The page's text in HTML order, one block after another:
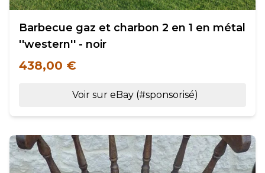
Barbecue gaz et charbon 2 en 1 en métal
''western'' - noir
438,00 €
Voir sur eBay (#sponsorisé)